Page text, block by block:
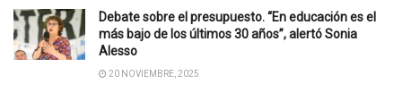
Debate sobre el presupuesto. “En educación es el
más bajo de los últimos 30 años”, alertó Sonia
Alesso
20 NOVIEMBRE, 2025